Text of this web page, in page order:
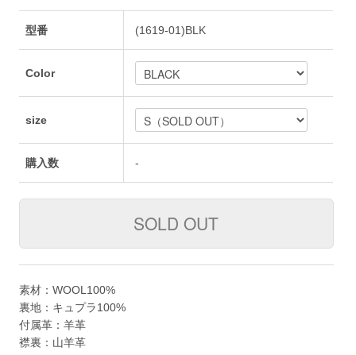
型番 (1619-01)BLK
Color
size
購入数 -
素材：WOOL100%
裏地：キュプラ100%
付属革：羊革
襟裏：山羊革